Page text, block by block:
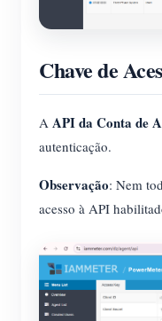
Chave de
A API da Conta de
autenticação.
Observação: Nem
acesso à API